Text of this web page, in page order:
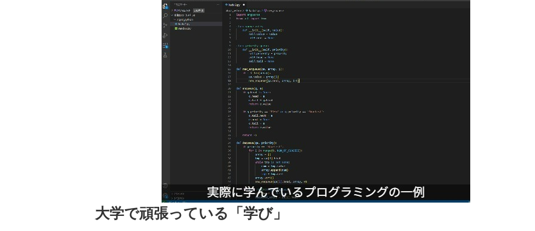
大学で頑張っている「学び」